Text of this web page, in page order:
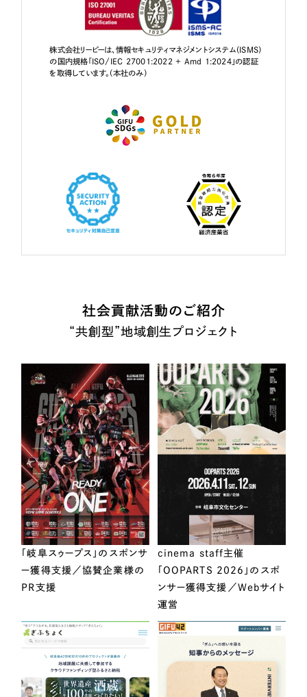
株式会社リーピーは、情報セキュリティマネジメントシステム（ISMS）
の国内規格「ISO/IEC 27001:2022 + Amd 1:2024」の認証
を取得しています。（本社のみ）
社会貢献活動のご紹介
“共創型”地域創生プロジェクト
「岐阜スゥープス」のスポンサ
ー獲得支援／協賛企業様の
PR支援
cinema staff主催
「OOPARTS 2026」のスポ
ンサー獲得支援／Webサイト
運営